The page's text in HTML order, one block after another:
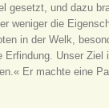
gesetzt, und dazu
weniger die
in der Welk,
Erfindung. Unser
Er machte eine